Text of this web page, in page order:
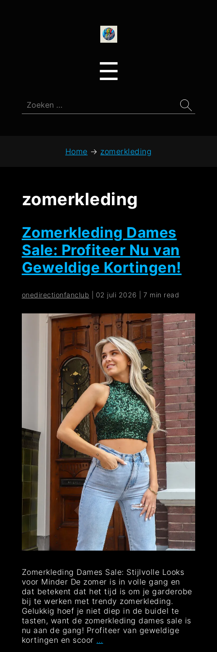
☰
Zoeken
naar:
Home → zomerkleding
zomerkleding
Zomerkleding Dames
Sale: Profiteer Nu van
Geweldige Kortingen!
onedirectionfanclub 02 juli 2026 |7 min read
Zomerkleding Dames Sale: Stijlvolle Looks
voor Minder De zomer is in volle gang en
dat betekent dat het tijd is om je garderobe
bij te werken met trendy zomerkleding.
Gelukkig hoef je niet diep in de buidel te
tasten, want de zomerkleding dames sale is
nu aan de gang! Profiteer van geweldige
kortingen en scoor …